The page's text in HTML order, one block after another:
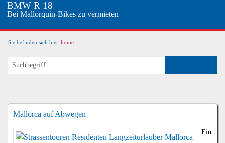
BMW R 18
Bei Mallorquin-Bikes zu vermieten
Sie befinden sich hier: home
Mallorca auf Abwegen
Ein